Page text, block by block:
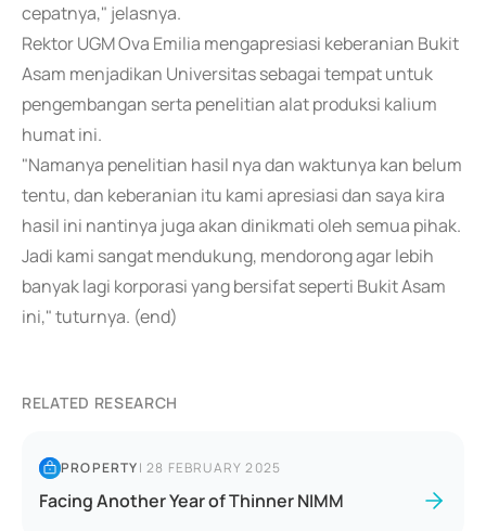
cepatnya," jelasnya.
Rektor UGM Ova Emilia mengapresiasi keberanian Bukit
Asam menjadikan Universitas sebagai tempat untuk
pengembangan serta penelitian alat produksi kalium
humat ini.
"Namanya penelitian hasil nya dan waktunya kan belum
tentu, dan keberanian itu kami apresiasi dan saya kira
hasil ini nantinya juga akan dinikmati oleh semua pihak.
Jadi kami sangat mendukung, mendorong agar lebih
banyak lagi korporasi yang bersifat seperti Bukit Asam
ini," tuturnya. (end)
RELATED RESEARCH
PROPERTY|28 FEBRUARY 2025
Facing Another Year of Thinner NIMM